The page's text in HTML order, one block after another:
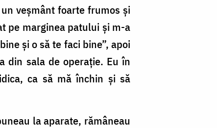
veșmânt foarte frumos și
pe marginea patului și m-a
și o să te faci bine”, apoi
din sala de operație. Eu în
ca să mă închin și să
la aparate, rămâneau